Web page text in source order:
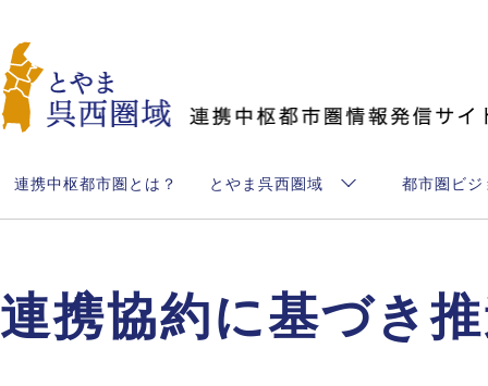
連携中枢都市圏とは？ とやま呉西圏域 都市圏ビジ
連携協約に基づき